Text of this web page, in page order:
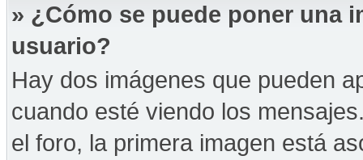
» ¿Cómo se puede poner una
usuario?
Hay dos imágenes que pueden
cuando esté viendo los
el foro, la primera imagen está